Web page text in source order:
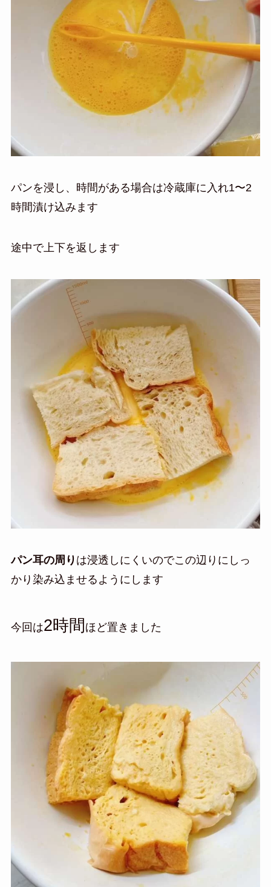
パンを浸し、時間がある場合は冷蔵庫に入れ1〜2
時間漬け込みます
途中で上下を返します
パン耳の周り は浸透しにくいのでこの辺りにしっ
かり染み込ませるようにします
今回は2時間 ほど置きました